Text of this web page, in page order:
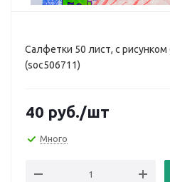
Салфетки 50 лист, с
(soc506711)
40 руб./шт
Много